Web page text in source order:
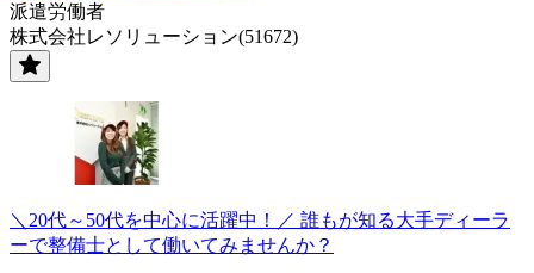
派遣労働者
株式会社レソリューション(51672)
＼20代～50代を中心に活躍中！／ 誰もが知る大手ディーラ
ーで整備士として働いてみませんか？